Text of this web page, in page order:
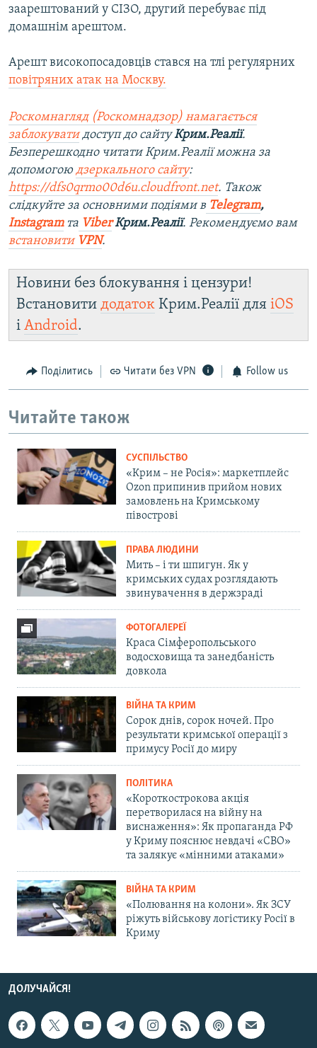
заарештований у СІЗО, другий перебуває під
домашнім арештом.
Арешт високопосадовців стався на тлі регулярних
повітряних атак на Москву.
Роскомнагляд (Роскомнадзор) намагається
заблокуватидоступ до сайтуКрим.Реалії.
Безперешкодно читати Крим.Реалії можна за
допомогою дзеркального сайту:
https://dfs0qrmo00d6u.cloudfront.net. Також
слідкуйте за основними подіями в Telegram,
Instagramта ViberКрим.Реалії. Рекомендуємо вам
встановити VPN.
Новини без блокування і цензури!
Встановити додаток Крим.Реалії для iOS
і Android.
Поділитись Читати без VPN Follow us
Читайте також
СУСПІЛЬСТВО
«Крим – не Росія»: маркетплейс
Ozon припинив прийом нових
замовлень на Кримському
півострові
ПРАВА ЛЮДИНИ
Мить – і ти шпигун. Як у
кримських судах розглядають
звинувачення в держзраді
ФОТОГАЛЕРЕЇ
Краса Сімферопольського
водосховища та занедбаність
довкола
ВІЙНА ТА КРИМ
Сорок днів, сорок ночей. Про
результати кримської операції з
примусу Росії до миру
ПОЛІТИКА
«Короткострокова акція
перетворилася на війну на
виснаження»: Як пропаганда РФ
у Криму пояснює невдачі «СВО»
та залякує «мінними атаками»
ВІЙНА ТА КРИМ
«Полювання на колони». Як ЗСУ
ріжуть військову логістику Росії в
Криму
ДОЛУЧАЙСЯ!